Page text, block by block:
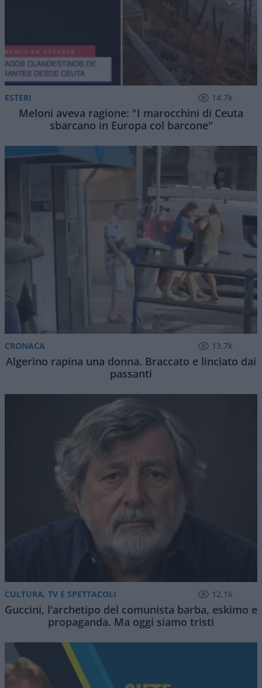
ESTERI 14.7k
Meloni aveva ragione: "I marocchini di Ceuta
sbarcano in Europa col barcone"
CRONACA 13.7k
Algerino rapina una donna. Braccato e linciato dai
passanti
CULTURA, TV E SPETTACOLI 12.1k
Guccini, l'archetipo del comunista barba, eskimo e
propaganda. Ma oggi siamo tristi